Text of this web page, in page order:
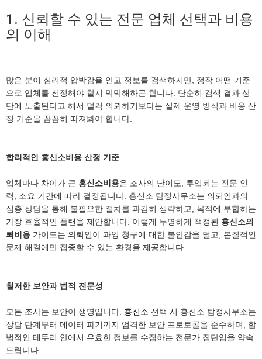
1. 신뢰할 수 있는 전문 업체 선택과 비용
의 이해
많은 분이 심리적 압박감을 안고 정보를 검색하지만, 정작 어떤 기준
으로 업체를 선정해야 할지 막막해하곤 합니다. 단순히 검색 결과 상
단에 노출된다고 해서 덜컥 의뢰하기보다는 실제 운영 방식과 비용 산
정 기준을 꼼꼼히 따져봐야 합니다.
합리적인 흥신소비용 산정 기준
업체마다 차이가 큰 흥신소비용은 조사의 난이도, 투입되는 전문 인
력, 소요 기간에 따라 결정됩니다. 흥신소 탐정사무소는 의뢰인과의
심층 상담을 통해 불필요한 절차를 과감히 생략하고, 목적에 부합하는
가장 효율적인 플랜을 제안합니다. 이렇게 투명하게 책정된 흥신소의
뢰비용 가이드는 의뢰인이 과잉 청구에 대한 불안감을 덜고, 본질적인
문제 해결에만 집중할 수 있는 환경을 제공합니다.
철저한 보안과 법적 전문성
모든 조사는 보안이 생명입니다. 흥신소 선택 시 흥신소 탐정사무소는
상담 단계부터 데이터 파기까지 엄격한 보안 프로토콜을 준수하며, 합
법적인 테두리 안에서 유효한 정보를 수집하는 전문가 집단임을 약속
드립니다.